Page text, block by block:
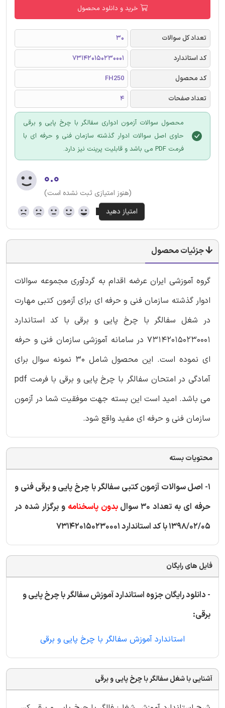
خرید و دانلود محصول
تعداد کل سوالات
30
کد استاندارد
731420150230001
کد محصول
FH250
تعداد صفحات
4
محصول سوالات آزمون ادواری سفالگر با چرخ پایی و برقی
حاوی اصل سوالات ادوار گذشته سازمان فنی و حرفه ای با
فرمت PDF می باشد و قابلیت پرینت نیز دارد.
۰.۰
(هنوز امتیازی ثبت نشده است)
جزئیات محصول
گروه آموزشی ایران عرضه اقدام به گردآوری مجموعه سوالات
ادوار گذشته سازمان فنی و حرفه ای برای آزمون کتبی مهارت
در شغل سفالگر با چرخ پایی و برقی با کد استاندارد
731420150230001 در سامانه آموزشی سازمان فنی و حرفه
ای نموده است. این محصول شامل 30 نمونه سوال برای
آمادگی در امتحان سفالگر با چرخ پایی و برقی با فرمت pdf
می باشد. امید است این بسته جهت موفقیت شما در آزمون
سازمان فنی و حرفه ای مفید واقع شود.
محتویات بسته
1- اصل سوالات آزمون کتبی سفالگر با چرخ پایی و برقی فنی و
حرفه ای به تعداد 30 سوال
بدون پاسخنامه و برگزار شده در
1398/02/05 با کد استاندارد 731420150230001
فایل های رایگان
- دانلود رایگان جزوه استاندارد آموزش سفالگر با چرخ پایی و
برقی:
استاندارد آموزش سفالگر با چرخ پایی و برقی
آشنایی با شغل سفالگر با چرخ پایی و برقی